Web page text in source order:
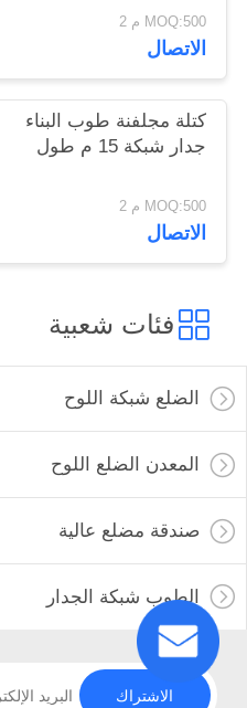
م طول
MOQ:500 م 2
الاتصال
كتلة مجلفنة طوب البناء
جدار شبكة 15 م طول
MOQ:500 م 2
الاتصال
فئات شعبية
الضلع شبكة اللوح
المعدن الضلع اللوح
صندقة مضلع عالية
الطوب شبكة الجدار
الاشتراك